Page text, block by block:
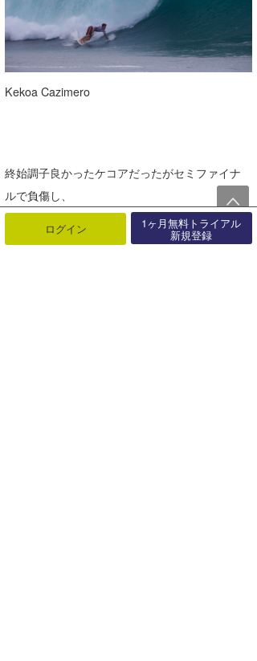
Kekoa Cazimero
終始調子良かったケコアだったがセミファイナ
ルで負傷し、
ファイナルに出場はしたものの精彩を欠き、
ログイン 1ヶ月無料トライアル
新規登録